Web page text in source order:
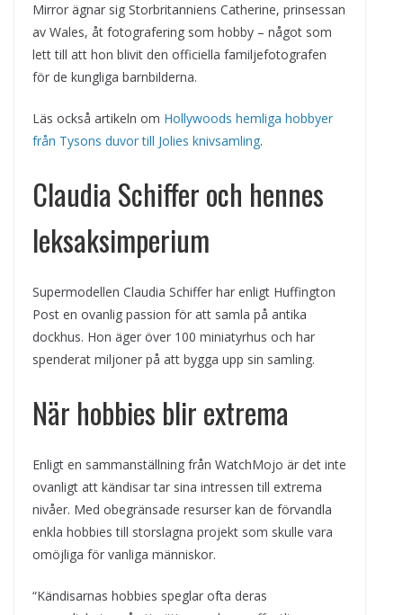
Mirror ägnar sig Storbritanniens Catherine, prinsessan
av Wales, åt fotografering som hobby – något som
lett till att hon blivit den officiella familjefotografen
för de kungliga barnbilderna.
Läs också artikeln om Hollywoods hemliga hobbyer
från Tysons duvor till Jolies knivsamling.
Claudia Schiffer och hennes
leksaksimperium
Supermodellen Claudia Schiffer har enligt Huffington
Post en ovanlig passion för att samla på antika
dockhus. Hon äger över 100 miniatyrhus och har
spenderat miljoner på att bygga upp sin samling.
När hobbies blir extrema
Enligt en sammanställning från WatchMojo är det inte
ovanligt att kändisar tar sina intressen till extrema
nivåer. Med obegränsade resurser kan de förvandla
enkla hobbies till storslagna projekt som skulle vara
omöjliga för vanliga människor.
“Kändisarnas hobbies speglar ofta deras